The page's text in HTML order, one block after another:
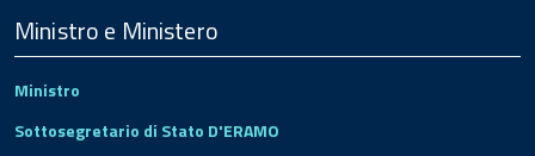
Footer
Ministro e Ministero
Ministro
Sottosegretario di Stato D'ERAMO